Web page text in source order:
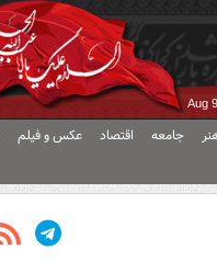
Aug
جامعه اقتصاد عکس و فیلم